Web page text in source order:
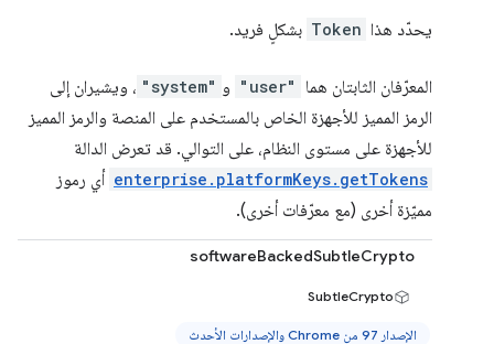
يحدّد هذا Token بشكلٍ فريد.
المعرّفان الثابتان هما "user" و "system" ، ويشيران إلى
الرمز المميز للأجهزة الخاص بالمستخدم على المنصة والرمز المميز
للأجهزة على مستوى النظام، على التوالي. قد تعرض الدالة
enterprise.platformKeys.getTokens أي رموز
مميّزة أخرى (مع معرّفات أخرى).
softwareBackedSubtleCrypto
SubtleCrypto
الإصدار 97 من Chrome والإصدارات الأحدث